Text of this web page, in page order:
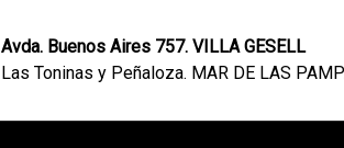
Avda. Buenos Aires 757. VILLA GESELL
Las Toninas y Peñaloza. MAR DE LAS